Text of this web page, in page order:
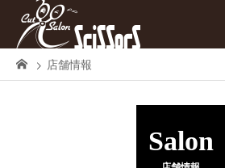
店舗情報
Salon